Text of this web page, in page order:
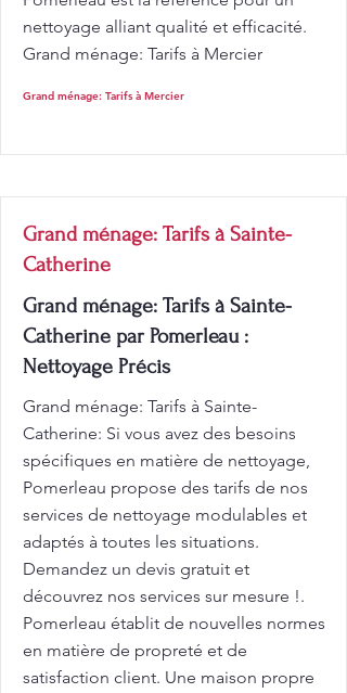
nettoyage alliant qualité et efficacité.
Grand ménage: Tarifs à Mercier
Grand ménage: Tarifs à Mercier
Grand ménage: Tarifs à Sainte-
Catherine
Grand ménage: Tarifs à Sainte-
Catherine par Pomerleau :
Nettoyage Précis
Grand ménage: Tarifs à Sainte-
Catherine: Si vous avez des besoins
spécifiques en matière de nettoyage,
Pomerleau propose des tarifs de nos
services de nettoyage modulables et
adaptés à toutes les situations.
Demandez un devis gratuit et
découvrez nos services sur mesure !.
Pomerleau établit de nouvelles normes
en matière de propreté et de
satisfaction client. Une maison propre